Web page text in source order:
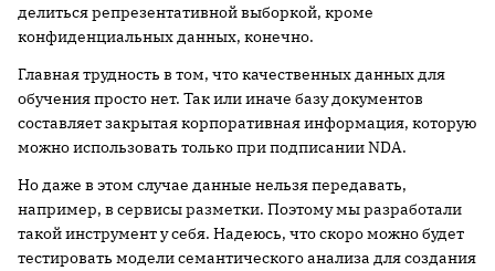
делиться репрезентативной выборкой, кроме
конфиденциальных данных, конечно.
Главная трудность в том, что качественных данных для
обучения просто нет. Так или иначе базу документов
составляет закрытая корпоративная информация, которую
можно использовать только при подписании NDA.
Но даже в этом случае данные нельзя передавать,
например, в сервисы разметки. Поэтому мы разработали
такой инструмент у себя. Надеюсь, что скоро можно будет
тестировать модели семантического анализа для создания